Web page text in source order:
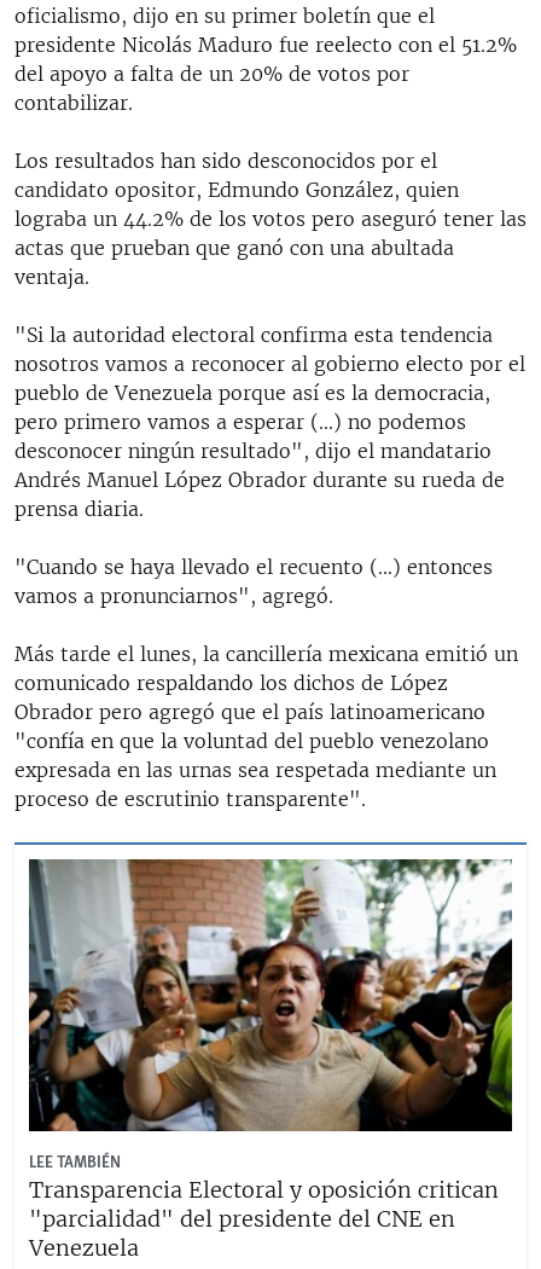
oficialismo, dijo en su primer boletín que el
presidente Nicolás Maduro fue reelecto con el 51.2%
del apoyo a falta de un 20% de votos por
contabilizar.
Los resultados han sido desconocidos por el
candidato opositor, Edmundo González, quien
lograba un 44.2% de los votos pero aseguró tener las
actas que prueban que ganó con una abultada
ventaja.
"Si la autoridad electoral confirma esta tendencia
nosotros vamos a reconocer al gobierno electo por el
pueblo de Venezuela porque así es la democracia,
pero primero vamos a esperar (...) no podemos
desconocer ningún resultado", dijo el mandatario
Andrés Manuel López Obrador durante su rueda de
prensa diaria.
"Cuando se haya llevado el recuento (...) entonces
vamos a pronunciarnos", agregó.
Más tarde el lunes, la cancillería mexicana emitió un
comunicado respaldando los dichos de López
Obrador pero agregó que el país latinoamericano
"confía en que la voluntad del pueblo venezolano
expresada en las urnas sea respetada mediante un
proceso de escrutinio transparente".
LEE TAMBIÉN
Transparencia Electoral y oposición critican
"parcialidad" del presidente del CNE en
Venezuela